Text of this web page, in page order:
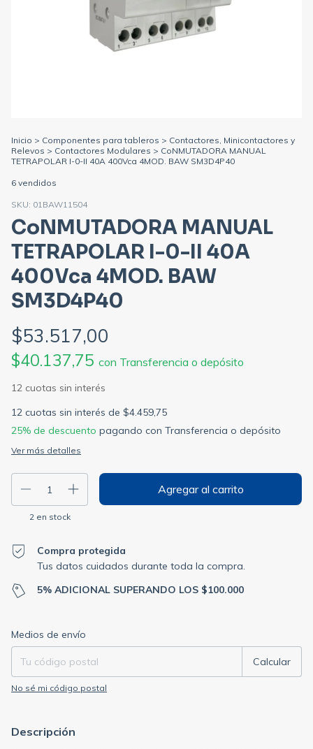
Inicio > Componentes para tableros > Contactores, Minicontactores y
Relevos > Contactores Modulares > CoNMUTADORA MANUAL
TETRAPOLAR I-0-II 40A 400Vca 4MOD. BAW SM3D4P40
6 vendidos
SKU: 01BAW11504
CoNMUTADORA MANUAL
TETRAPOLAR I-0-II 40A
400Vca 4MOD. BAW
SM3D4P40
$53.517,00
$40.137,75 con Transferencia o depósito
12 cuotas sin interés de $4.459,75
25% de descuento pagando con Transferencia o depósito
Ver más detalles
2en stock
Compra protegida
Tus datos cuidados durante toda la compra.
5% ADICIONAL SUPERANDO LOS $100.000
Entregas para el CP:
Medios de envío
Calcular
No sé mi código postal
Descripción